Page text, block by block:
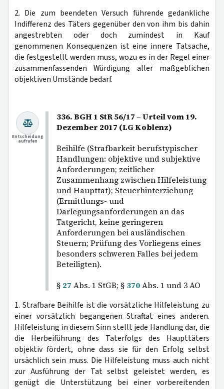
2. Die zum beendeten Versuch führende gedankliche
Indifferenz des Täters gegenüber den von ihm bis dahin
angestrebten oder doch zumindest in Kauf
genommenen Konsequenzen ist eine innere Tatsache,
die festgestellt werden muss, wozu es in der Regel einer
zusammenfassenden Würdigung aller maßgeblichen
objektiven Umstände bedarf.
336. BGH 1 StR 56/17 – Urteil vom 19.
Dezember 2017 (LG Koblenz)
Beihilfe (Strafbarkeit berufstypischer
Handlungen: objektive und subjektive
Anforderungen; zeitlicher
Zusammenhang zwischen Hilfeleistung
und Haupttat); Steuerhinterziehung
(Ermittlungs- und
Darlegungsanforderungen an das
Tatgericht, keine geringeren
Anforderungen bei ausländischen
Steuern; Prüfung des Vorliegens eines
besonders schweren Falles bei jedem
Beteiligten).
§ 27 Abs. 1 StGB; § 370Abs. 1 und 3 AO
Entscheidung
aufrufen
1. Strafbare Beihilfe ist die vorsätzliche Hilfeleistung zu
einer vorsätzlich begangenen Straftat eines anderen.
Hilfeleistung in diesem Sinn stellt jede Handlung dar, die
die Herbeiführung des Taterfolgs des Haupttäters
objektiv fördert, ohne dass sie für den Erfolg selbst
ursächlich sein muss. Die Hilfeleistung muss auch nicht
zur Ausführung der Tat selbst geleistet werden, es
genügt die Unterstützung bei einer vorbereitenden